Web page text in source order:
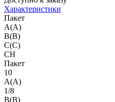
Характеристики
Пакет
A(A)
B(B)
C(C)
CH
Пакет
10
A(A)
1/8
B(B)